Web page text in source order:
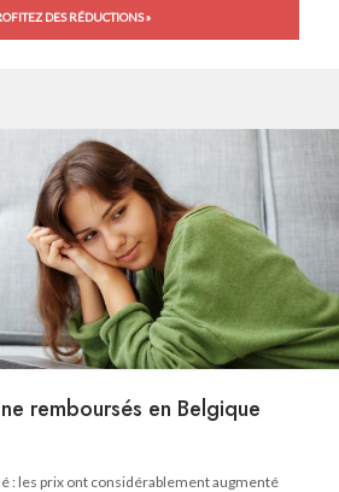
DES RÉDUCTIONS »
remboursés en Belgique
: les prix ont considérablement augmenté